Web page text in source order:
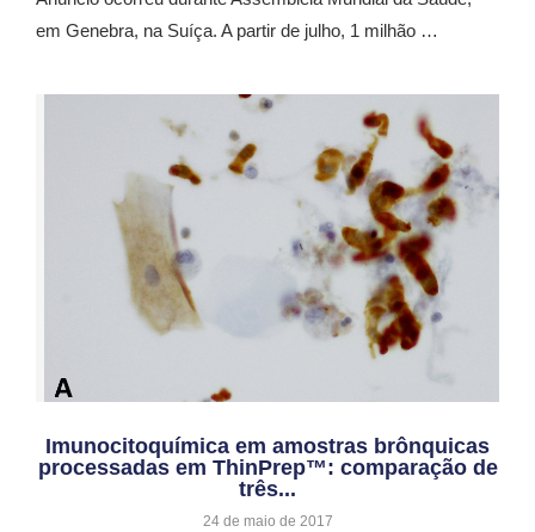
em Genebra, na Suíça. A partir de julho, 1 milhão …
Imunocitoquímica em amostras brônquicas
processadas em ThinPrep™: comparação de
três...
24 de maio de 2017